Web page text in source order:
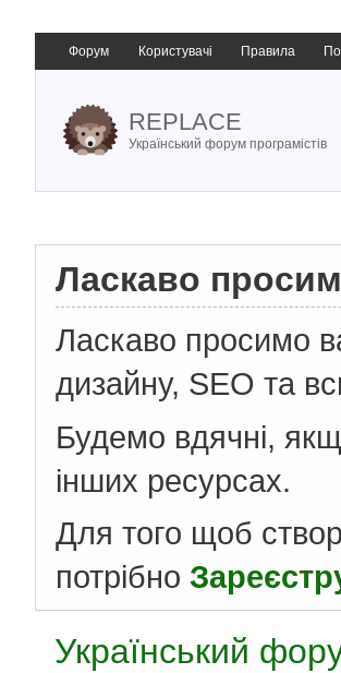
Форум Користувачі Правила
REPLACE
Український форум програмістів
Ласкаво
Ласкаво просимо
дизайну, SEO та
Будемо вдячні,
інших ресурсах.
Для того щоб
потрібно
Український